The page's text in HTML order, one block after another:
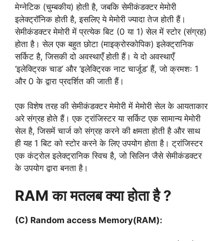
मेग्नेटिक (चुम्बकीय) होती है, जबकि सेमीकंडक्टर मेमोरी
इलेक्ट्रॉनिक होती है, इसलिए ये मेमोरी ज्यादा तेज होती हैं।
सेमीकंडक्टर मेमोरी में प्रत्येक बिट (0 या 1) सेल में स्टोर (संग्रह)
होता है। सेल एक बहुत छोटा (माइक्रोस्कोपिक) इलेक्ट्रानिक
सर्किट है, जिसकी दो अवस्थाएँ होती हैं। ये दो अवस्थाएँ
‘इलेक्ट्रिक चाड’ और ‘इलेक्ट्रिक नाट चार्जूड’ हैं, जो क्रमशः 1
और 0 के द्वारा प्रदर्शित की जाती हैं।
एक विशेष तरह की सेमीकंडक्टर मेमोरी में मेमोरी सेल के आयताकार
अरे संग्रह होते हैं। एक ट्रांजिस्टर या सर्किट एक सामान्य मेमोरी
सेल है, जिसमें चार्ज को संग्रह करने की क्षमता होती है और साथ
ही यह 1 बिट को स्टोर करने के लिए उपयोग होता है। ट्रांजिस्टर
एक कंट्रोल इलेक्ट्रानिक स्विच है, जो सिलिन जैसे सेमीकंडक्टर
के उपयोग द्वारा बनता है।
RAM का मतलब क्या होता है ?
(C) Random access Memory(RAM):